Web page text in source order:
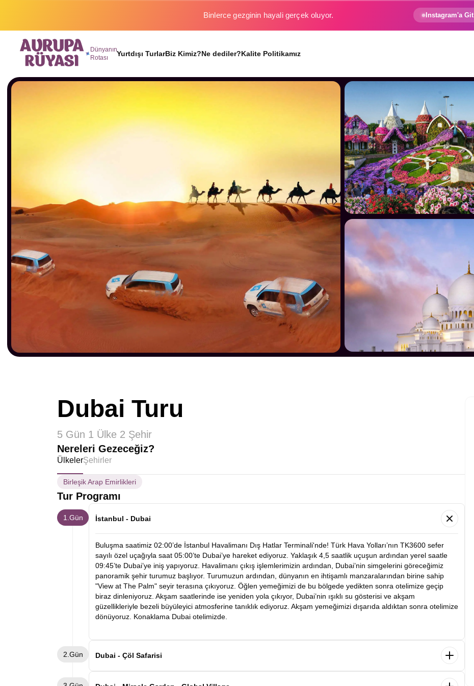
Binlerce gezginin hayali gerçek oluyor. Instagram'a Git
Dünyanın
Rotası
Yurtdışı TurlarBiz Kimiz?Ne dediler?Kalite Politikamız
Dubai Turu
5 Gün 1 Ülke 2 Şehir
Nereleri Gezeceğiz?
ÜlkelerŞehirler
Birleşik Arap Emirlikleri
Tur Programı
1.Gün İstanbul - Dubai
Buluşma saatimiz 02:00’de İstanbul Havalimanı Dış Hatlar Terminali'nde! Türk Hava Yolları’nın TK3600 sefer
sayılı özel uçağıyla saat 05:00’te Dubai’ye hareket ediyoruz. Yaklaşık 4,5 saatlik uçuşun ardından yerel saatle
09:45’te Dubai’ye iniş yapıyoruz. Havalimanı çıkış işlemlerimizin ardından, Dubai’nin simgelerini göreceğimiz
panoramik şehir turumuz başlıyor. Turumuzun ardından, dünyanın en ihtişamlı manzaralarından birine sahip
"View at The Palm" seyir terasına çıkıyoruz. Öğlen yemeğimizi de bu bölgede yedikten sonra otelimize geçip
biraz dinleniyoruz. Akşam saatlerinde ise yeniden yola çıkıyor, Dubai’nin ışıklı su gösterisi ve akşam
güzellikleriyle bezeli büyüleyici atmosferine tanıklık ediyoruz. Akşam yemeğimizi dışarıda aldıktan sonra otelimize
dönüyoruz. Konaklama Dubai otelimizde.
2.Gün Dubai - Çöl Safarisi